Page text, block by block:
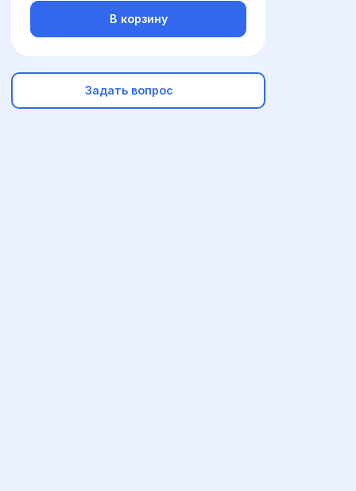
В корзину
Задать вопрос